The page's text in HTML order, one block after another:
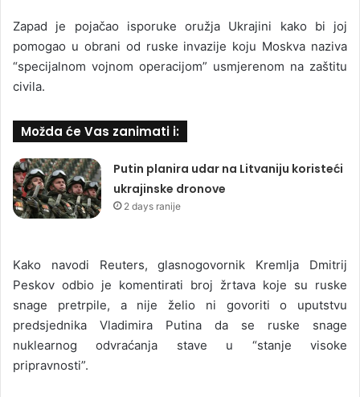
Zapad je pojačao isporuke oružja Ukrajini kako bi joj
pomogao u obrani od ruske invazije koju Moskva naziva
“specijalnom vojnom operacijom” usmjerenom na zaštitu
civila.
Možda će Vas zanimati i:
Putin planira udar na Litvaniju koristeći
ukrajinske dronove
2 days ranije
Kako navodi Reuters, glasnogovornik Kremlja Dmitrij
Peskov odbio je komentirati broj žrtava koje su ruske
snage pretrpile, a nije želio ni govoriti o uputstvu
predsjednika Vladimira Putina da se ruske snage
nuklearnog odvraćanja stave u “stanje visoke
pripravnosti”.